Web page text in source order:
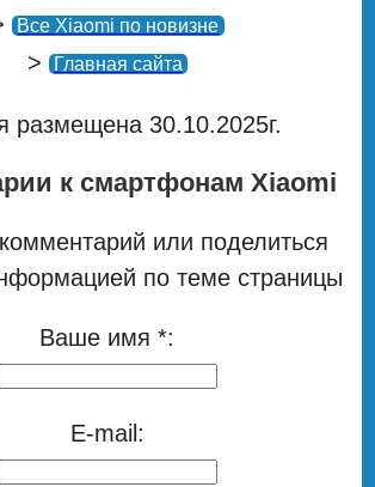
Все Xiaomi по новизне
> Главная сайта
размещена 30.10.2025г.
к смартфонам Xiaomi
или поделиться
по теме страницы
Ваше имя *:
E-mail: